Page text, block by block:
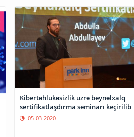
Kibertəhlükəsizlik üzrə beynəlxalq
sertifikatlaşdırma seminarı keçirilib
05-03-2020